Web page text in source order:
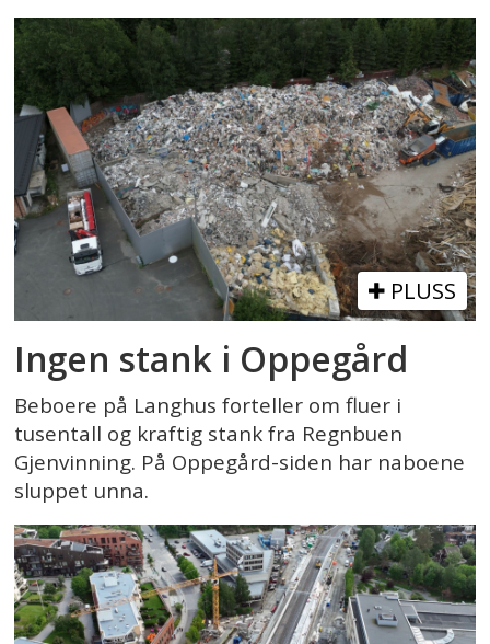
PLUSS
Ingen stank i Oppegård
Beboere på Langhus forteller om fluer i
tusentall og kraftig stank fra Regnbuen
Gjenvinning. På Oppegård-siden har naboene
sluppet unna.